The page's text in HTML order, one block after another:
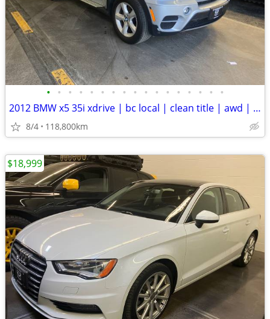
• • • • • • • • • • • • • • • • •
2012 BMW x5 35i xdrive | bc local | clean title | awd | mint
8/4 118,800km
$18,999